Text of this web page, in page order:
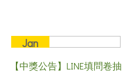
Jan
2023
【中獎公告】LINE填問卷抽